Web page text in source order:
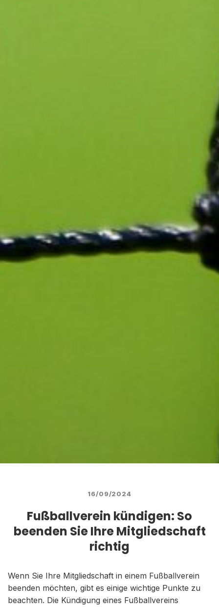
16/09/2024
Fußballverein kündigen: So
beenden Sie Ihre Mitgliedschaft
richtig
Wenn Sie Ihre Mitgliedschaft in einem Fußballverein
beenden möchten, gibt es einige wichtige Punkte zu
beachten. Die Kündigung eines Fußballvereins